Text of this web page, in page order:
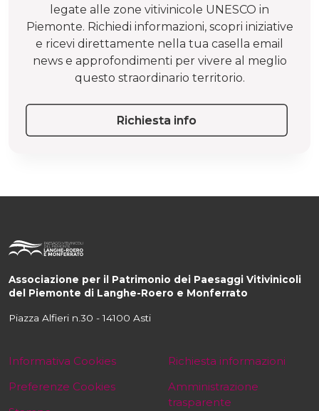
legate alle zone vitivinicole UNESCO in
Piemonte. Richiedi informazioni, scopri iniziative
e ricevi direttamente nella tua casella email
news e approfondimenti per vivere al meglio
questo straordinario territorio.
Richiesta info
Associazione per il Patrimonio dei Paesaggi Vitivinicoli
del Piemonte di Langhe-Roero e Monferrato
Piazza Alfieri n.30 - 14100 Asti
Informativa Cookies
Preferenze Cookies
Richiesta informazioni
Amministrazione
trasparente